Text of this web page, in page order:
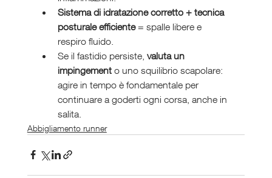
Sistema di idratazione corretto + tecnica
posturale efficiente = spalle libere e
respiro fluido.
Se il fastidio persiste, valuta un
impingement o uno squilibrio scapolare:
agire in tempo è fondamentale per
continuare a goderti ogni corsa, anche in
salita.
Abbigliamento runner